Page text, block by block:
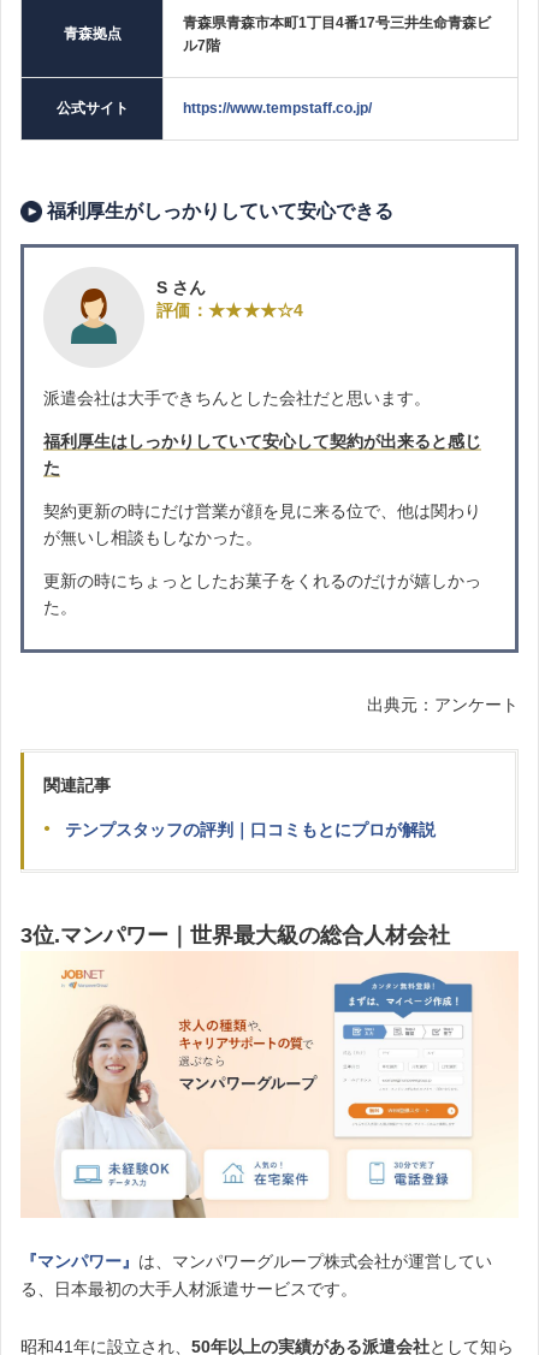
青森拠点
青森県青森市本町1丁目4番17号三井生命青森ビ
ル7階
公式サイト https://www.tempstaff.co.jp/
福利厚生がしっかりしていて安心できる
S さん
評価：★★★★☆4
派遣会社は大手できちんとした会社だと思います。
福利厚生はしっかりしていて安心して契約が出来ると感じ
た
契約更新の時にだけ営業が顔を見に来る位で、他は関わり
が無いし相談もしなかった。
更新の時にちょっとしたお菓子をくれるのだけが嬉しかっ
た。
出典元：アンケート
関連記事
テンプスタッフの評判｜口コミもとにプロが解説
3位.マンパワー｜世界最大級の総合人材会社
『マンパワー』 は、マンパワーグループ株式会社が運営してい
る、日本最初の大手人材派遣サービスです。
昭和41年に設立され、 50年以上の実績がある派遣会社として知ら